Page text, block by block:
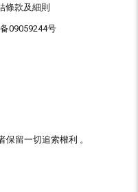
條款及細則
09059244号
留一切追索權利 。